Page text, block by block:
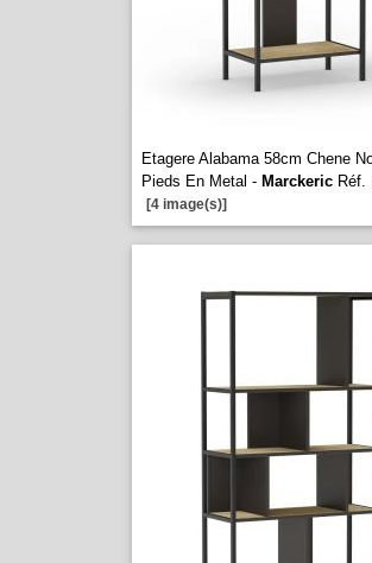
Etagere Alabama 58cm Chene
Pieds En Metal - MarckericRéf.
[4 image(s)]